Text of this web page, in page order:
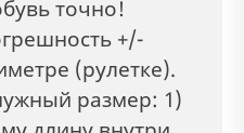
точно!
+/-
(рулетке).
размер: 1)